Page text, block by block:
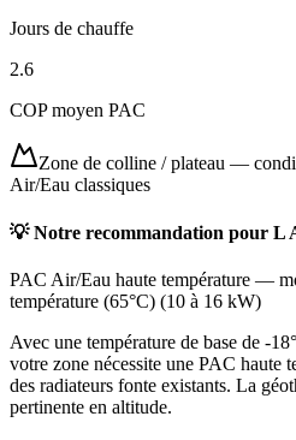
Jours de chauffe
2.6
COP moyen PAC
Zone de colline / plateau —
Air/Eau classiques
💡 Notre recommandation pour L
PAC Air/Eau haute température —
température (65°C) (10 à 16 kW)
Avec une température de base de -
votre zone nécessite une PAC haute
des radiateurs fonte existants. La
pertinente en altitude.